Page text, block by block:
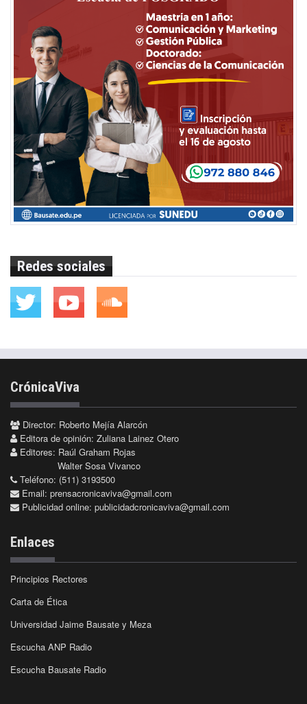
Redes sociales
CrónicaViva
Director: Roberto Mejía Alarcón
Editora de opinión: Zuliana Lainez Otero
Editores: Raúl Graham Rojas
Walter Sosa Vivanco
Teléfono: (511) 3193500
Email: prensacronicaviva@gmail.com
Publicidad online: publicidadcronicaviva@gmail.com
Enlaces
Principios Rectores
Carta de Ética
Universidad Jaime Bausate y Meza
Escucha ANP Radio
Escucha Bausate Radio